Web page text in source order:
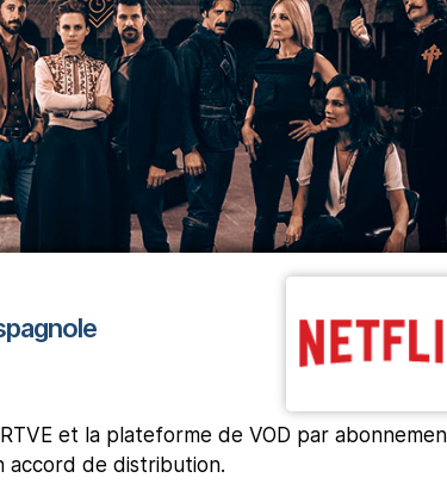
et la plateforme de VOD par
accord de distribution.